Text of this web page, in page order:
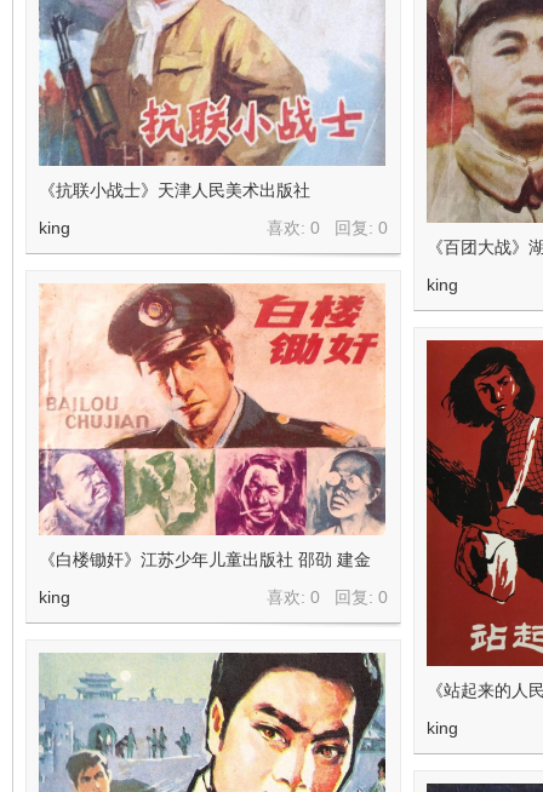
《抗联小战士》天津人民美术出版社
喜欢: 0 回复: 0
king
《百团大战》
king
《白楼锄奸》江苏少年儿童出版社 邵劭 建金
喜欢: 0 回复: 0
king
《站起来的人
king